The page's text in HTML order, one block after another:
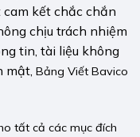
kết chắc chắn
chịu trách nhiệm
tin, tài liệu không
mật, Bảng Viết Bavico
tất cả các mục đích